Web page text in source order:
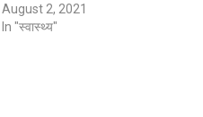
August 2, 2021
In "स्वास्थ्य"